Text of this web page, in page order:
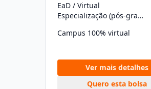
EaD / Virtual
Especialização (pós-graduação)
Campus 100% virtual
Ver mais detalhes
Quero esta bolsa